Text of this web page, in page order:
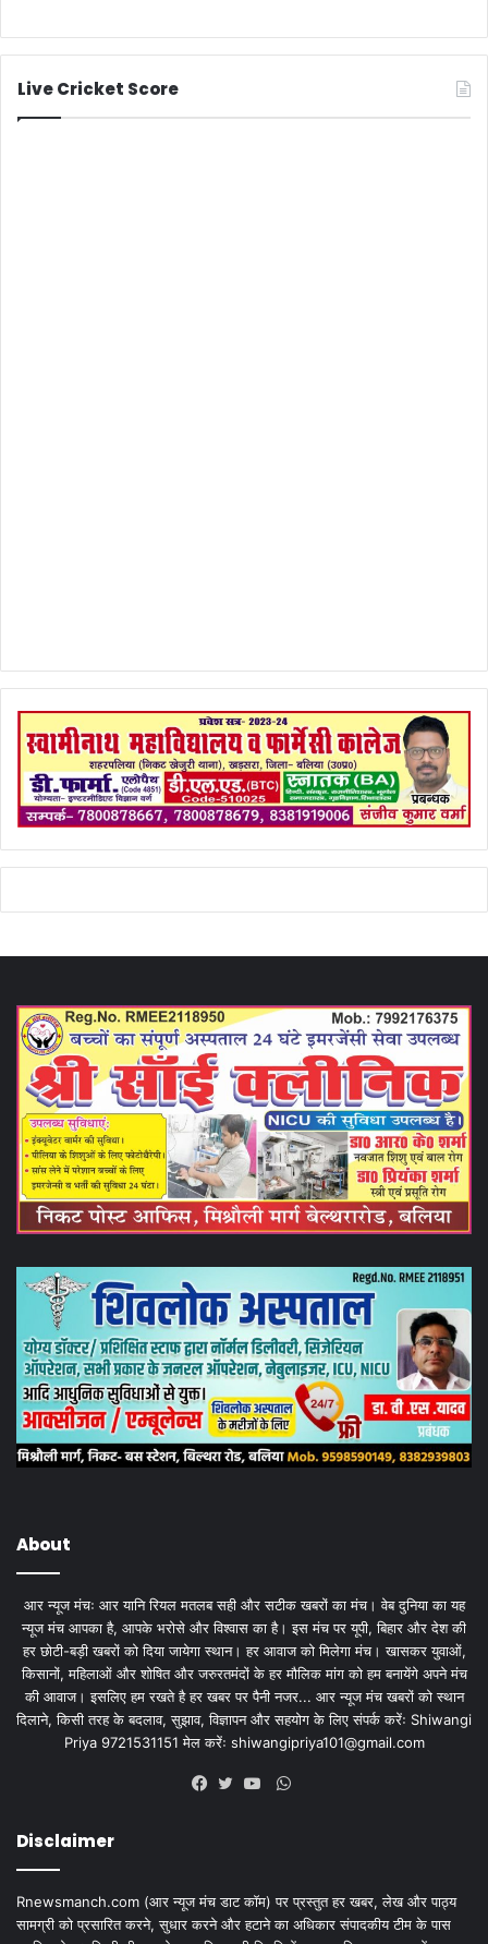
Live Cricket Score
About
आर न्यूज मंचः आर यानि रियल मतलब सही और सटीक खबरों का मंच। वेब दुनिया का यह
न्यूज मंच आपका है, आपके भरोसे और विश्वास का है। इस मंच पर यूपी, बिहार और देश की
हर छोटी-बड़ी खबरों को दिया जायेगा स्थान। हर आवाज को मिलेगा मंच। खासकर युवाओं,
किसानों, महिलाओं और शोषित और जरुरतमंदों के हर मौलिक मांग को हम बनायेंगे अपने मंच
की आवाज। इसलिए हम रखते है हर खबर पर पैनी नजर... आर न्यूज मंच खबरों को स्थान
दिलाने, किसी तरह के बदलाव, सुझाव, विज्ञापन और सहयोग के लिए संपर्क करेंः Shiwangi
Priya 9721531151 मेल करेंः shiwangipriya101@gmail.com
WhatsApp
Disclaimer
Rnewsmanch.com (आर न्यूज मंच डाट काॅम) पर प्रस्तुत हर खबर, लेख और पाठ्य
सामग्री को प्रसारित करने, सुधार करने और हटाने का अधिकार संपादकीय टीम के पास